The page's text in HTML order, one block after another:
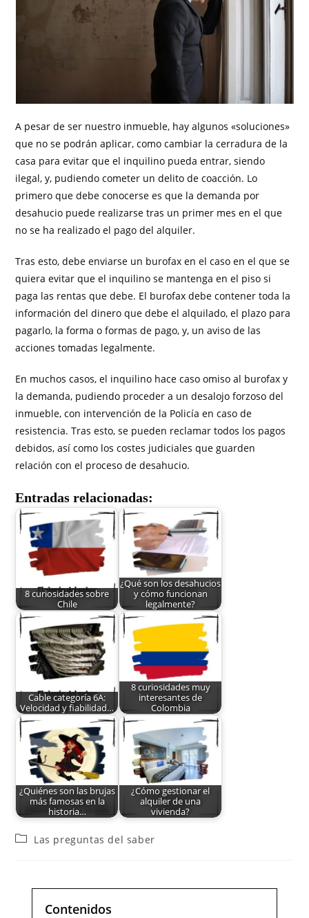
A pesar de ser nuestro inmueble, hay algunos «soluciones»
que no se podrán aplicar, como cambiar la cerradura de la
casa para evitar que el inquilino pueda entrar, siendo
ilegal, y, pudiendo cometer un delito de coacción. Lo
primero que debe conocerse es que la demanda por
desahucio puede realizarse tras un primer mes en el que
no se ha realizado el pago del alquiler.
Tras esto, debe enviarse un burofax en el caso en el que se
quiera evitar que el inquilino se mantenga en el piso si
paga las rentas que debe. El burofax debe contener toda la
información del dinero que debe el alquilado, el plazo para
pagarlo, la forma o formas de pago, y, un aviso de las
acciones tomadas legalmente.
En muchos casos, el inquilino hace caso omiso al burofax y
la demanda, pudiendo proceder a un desalojo forzoso del
inmueble, con intervención de la Policía en caso de
resistencia. Tras esto, se pueden reclamar todos los pagos
debidos, así como los costes judiciales que guarden
relación con el proceso de desahucio.
Entradas relacionadas:
8 curiosidades sobre
Chile
¿Qué son los desahucios
y cómo funcionan
legalmente?
Cable categoría 6A:
Velocidad y fiabilidad…
8 curiosidades muy
interesantes de
Colombia
¿Quiénes son las brujas
más famosas en la
historia…
¿Cómo gestionar el
alquiler de una
vivienda?
Las preguntas del saber
Contenidos